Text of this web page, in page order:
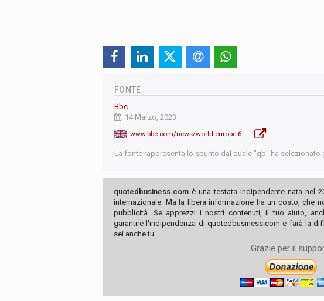
FONTE
Bbc
14 Marzo, 2023
La fonte rappresenta lo spunto dal quale "qb" ha selezionato
quotedbusiness.com è una testata indipendente nata nel
internazionale. Ma la libera informazione ha un costo, che
pubblicità. Se apprezzi i nostri contenuti, il tuo aiuto,
garantire l'indipendenza di quotedbusiness.com e farà la
sei anche tu.
Grazie per il